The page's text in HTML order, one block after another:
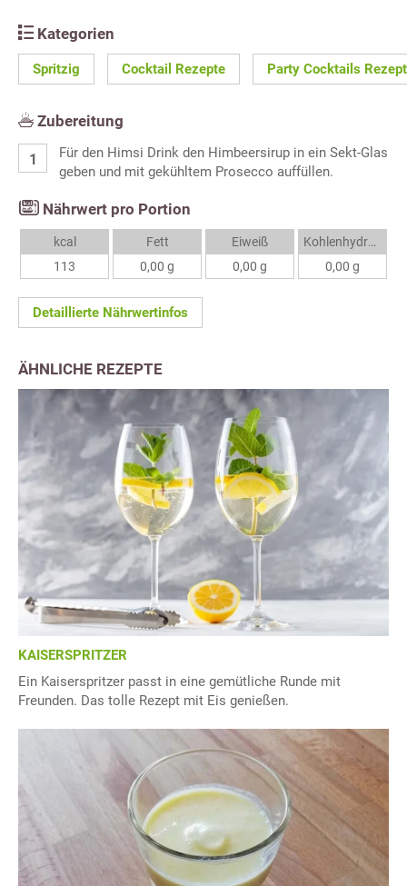
Kategorien
Spritzig Cocktail Rezepte Party Cocktails
Zubereitung
Für den Himsi Drink den Himbeersirup in ein Sekt-Glas
geben und mit gekühltem Prosecco auffüllen.
Nährwert pro Portion
kcal
113
Fett
0,00 g
Eiweiß
0,00 g
Kohlenhydrate
0,00 g
Detaillierte Nährwertinfos
ÄHNLICHE REZEPTE
KAISERSPRITZER
Ein Kaiserspritzer passt in eine gemütliche Runde mit
Freunden. Das tolle Rezept mit Eis genießen.